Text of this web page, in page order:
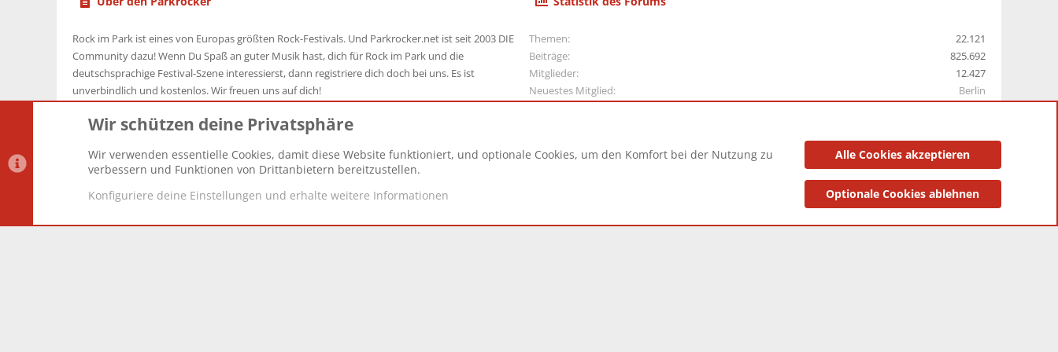
Rock im Park ist eines von Europas größten Rock-Festivals. Und Parkrocker.net ist seit 2003 DIE
Community dazu! Wenn Du Spaß an guter Musik hast, dich für Rock im Park und die
deutschsprachige Festival-Szene interessierst, dann registriere dich doch bei uns. Es ist
unverbindlich und kostenlos. Wir freuen uns auf dich!
Themen
22.121
Beiträge
825.692
Mitglieder
12.427
Neuestes Mitglied
Berlin
Datenschutz-Einstellungen PR Light Deutsch [Du] Datenschutzerklärung Impressum
Wir schützen deine Privatsphäre
Wir verwenden essentielle Cookies, damit diese Website funktioniert, und optionale Cookies, um den Komfort bei der Nutzung zu
verbessern und Funktionen von Drittanbietern bereitzustellen.
Konfiguriere deine Einstellungen und erhalte weitere Informationen
Alle Cookies akzeptieren
Optionale Cookies ablehnen